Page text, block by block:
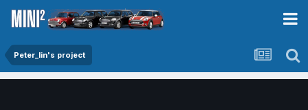
Peter_lin's project